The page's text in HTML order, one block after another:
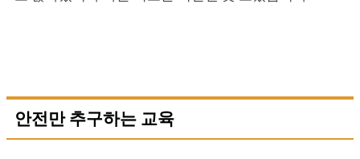
안전만 추구하는 교육